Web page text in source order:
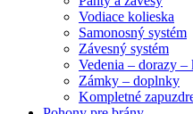
Vodiace kolieska
Samonosný systém
Závesný systém
Vedenia – dorazy –
Zámky – doplnky
Kompletné